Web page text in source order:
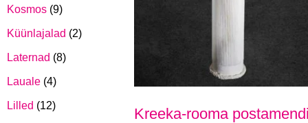
Kosmos (9)
Küünlajalad (2)
Laternad (8)
Lauale (4)
Lilled (12) Kreeka-rooma